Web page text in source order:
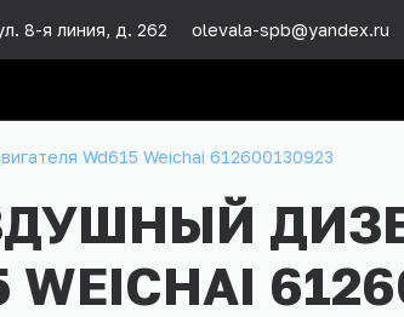
8-я линия, д. 262 olevala-spb@yandex.ru
Wd615 Weichai 612600130923